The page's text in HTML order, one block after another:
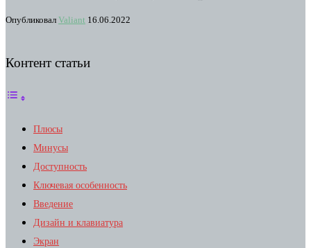
Опубликовал Valiant 16.06.2022
Контент статьи
Плюсы
Минусы
Доступность
Ключевая особенность
Введение
Дизайн и клавиатура
Экран